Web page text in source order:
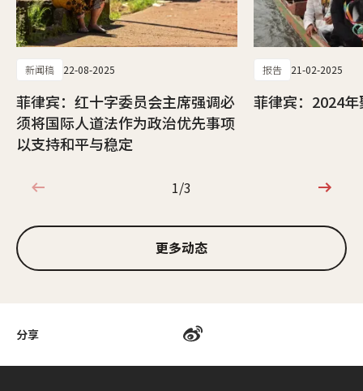
分享
新闻稿 22-08-2025
菲律宾：红十字委员会主席强调必
须将国际人道法作为政治优先事项
以支持和平与稳定
报告 21-02-2025
菲律宾：2024
1/3
1/3
更多动态